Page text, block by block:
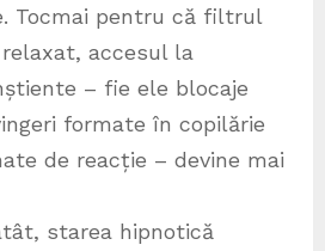
Tocmai pentru că filtrul
accesul la
– fie ele blocaje
formate în copilărie
de reacție – devine mai
starea hipnotică